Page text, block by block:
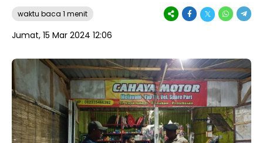
waktu baca 1 menit
Jumat, 15 Mar 2024 12:06